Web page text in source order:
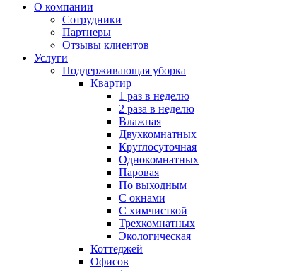
О компании
Сотрудники
Партнеры
Отзывы клиентов
Услуги
Поддерживающая уборка
Квартир
1 раз в неделю
2 раза в неделю
Влажная
Двухкомнатных
Круглосуточная
Однокомнатных
Паровая
По выходным
С окнами
С химчисткой
Трехкомнатных
Экологическая
Коттеджей
Офисов